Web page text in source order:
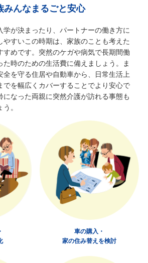
みんなまるごと安心
学が決まったり、パートナーの働き方に
やすいこの時期は、家族のことも考えた
すめです。突然のケガや病気で長期間働
た時のための生活費に備えましょう。ま
全を守る住居や自動車から、日常生活上
でを幅広くカバーすることでより安心で
になった両親に突然介護が訪れる事態も
。
車の購入・
家の住み替えを検討